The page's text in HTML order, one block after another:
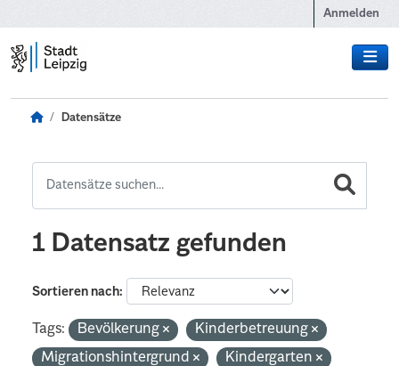
Anmelden
Datensätze
1 Datensatz gefunden
Sortieren nach
Tags: Bevölkerung
Kinderbetreuung
Migrationshintergrund
Kindergarten